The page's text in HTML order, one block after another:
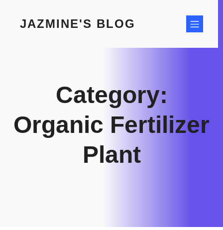
contentJAZMINE'S BLOG
Category:
Organic Fertilizer
Plant